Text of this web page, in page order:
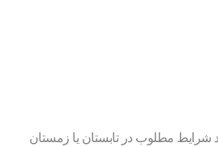
شرایط مطلوب در تابستان یا زمستان